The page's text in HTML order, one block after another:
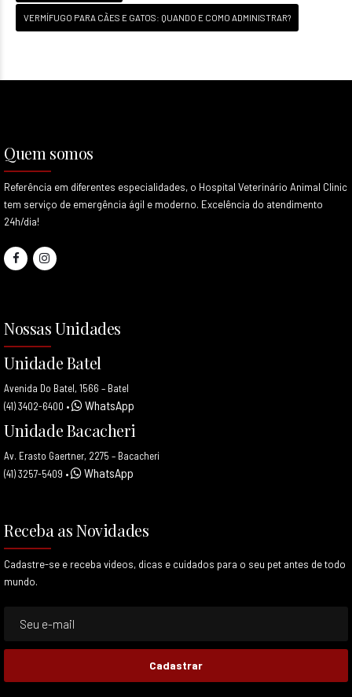
VERMÍFUGO PARA CÃES E GATOS: QUANDO E COMO ADMINISTRAR?
Quem somos
Referência em diferentes especialidades, o Hospital Veterinário Animal Clinic
tem serviço de emergência ágil e moderno. Excelência do atendimento
24h/dia!
Nossas Unidades
Unidade Batel
Avenida Do Batel, 1566 – Batel
(41) 3402-6400 • WhatsApp
Unidade Bacacheri
Av. Erasto Gaertner, 2275 – Bacacheri
(41) 3257-5409 • WhatsApp
Receba as Novidades
Cadastre-se e receba videos, dicas e cuidados para o seu pet antes de todo
mundo.